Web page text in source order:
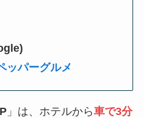
ッパーグルメ
」は、ホテルから車で3分